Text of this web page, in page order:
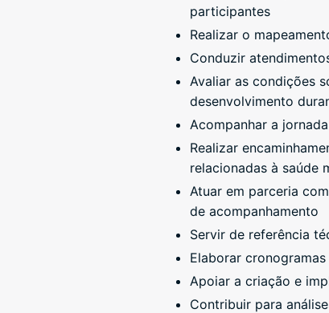
participantes
Realizar o
Conduzir
Avaliar as condições
desenvolvimento
Acompanhar a
Realizar
relacionadas à saúde
Atuar em parceria
de acompanhamento
Servir de referência
Elaborar
Apoiar a criação e
Contribuir para